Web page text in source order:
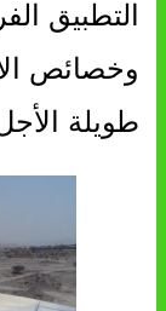
التطبيق
وخصائص
طويلة